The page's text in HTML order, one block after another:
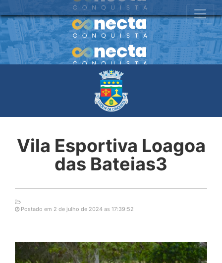
Vila Esportiva Loagoa
das Bateias3
Postado em 2 de julho de 2024 as 17:39:52